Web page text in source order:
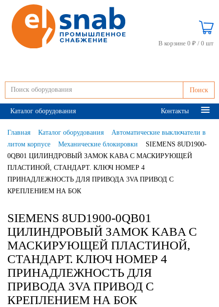
Поиск
В корзине 0 ₽ / 0 шт
Каталог оборудования Контакты
Главная Каталог оборудования
Автоматические выключатели в
литом корпусе
Механические блокировки
SIEMENS 8UD1900-
0QB01 ЦИЛИНДРОВЫЙ ЗАМОК KABA С МАСКИРУЮЩЕЙ
ПЛАСТИНОЙ, СТАНДАРТ. КЛЮЧ НОМЕР 4
ПРИНАДЛЕЖНОСТЬ ДЛЯ ПРИВОДА 3VA ПРИВОД С
КРЕПЛЕНИЕМ НА БОК
SIEMENS 8UD1900-0QB01
ЦИЛИНДРОВЫЙ ЗАМОК KABA С
МАСКИРУЮЩЕЙ ПЛАСТИНОЙ,
СТАНДАРТ. КЛЮЧ НОМЕР 4
ПРИНАДЛЕЖНОСТЬ ДЛЯ
ПРИВОДА 3VA ПРИВОД С
КРЕПЛЕНИЕМ НА БОК